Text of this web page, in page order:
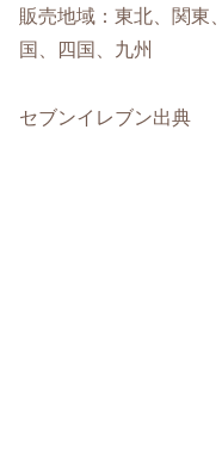
販売地域：東北、関東
国、四国、九州
セブンイレブン出典